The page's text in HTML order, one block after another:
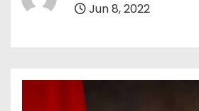
Jun 8, 2022